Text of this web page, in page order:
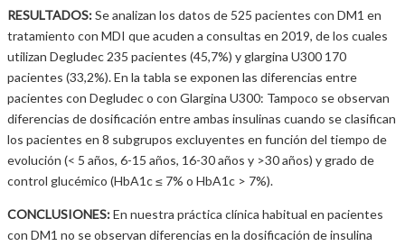
RESULTADOS:Se analizan los datos de 525 pacientes con DM1 en
tratamiento con MDI que acuden a consultas en 2019, de los cuales
utilizan Degludec 235 pacientes (45,7%) y glargina U300 170
pacientes (33,2%). En la tabla se exponen las diferencias entre
pacientes con Degludec o con Glargina U300: Tampoco se observan
diferencias de dosificación entre ambas insulinas cuando se clasifican
los pacientes en 8 subgrupos excluyentes en función del tiempo de
evolución (< 5 años, 6-15 años, 16-30 años y >30 años) y grado de
control glucémico (HbA1c ≤ 7% o HbA1c > 7%).
CONCLUSIONES:En nuestra práctica clínica habitual en pacientes
con DM1 no se observan diferencias en la dosificación de insulina